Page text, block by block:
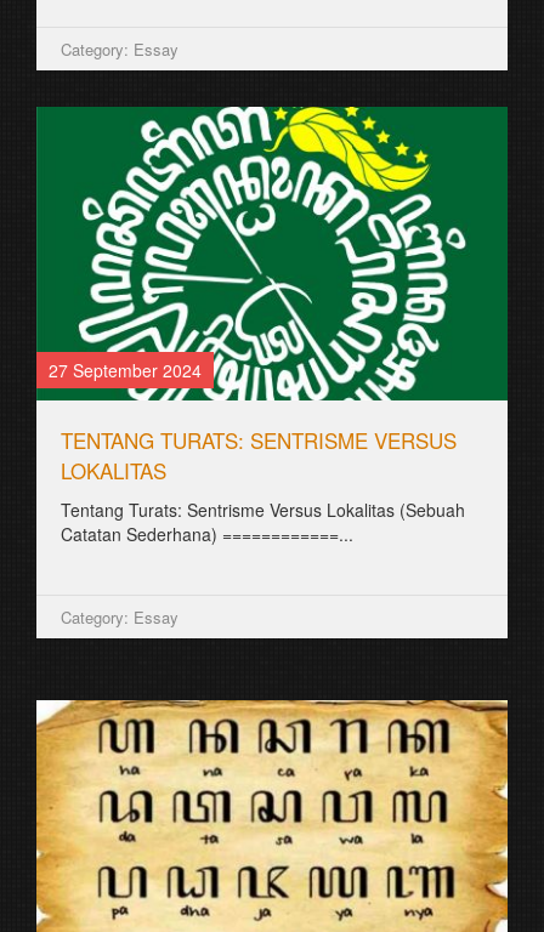
Category: Essay
27 September 2024
TENTANG TURATS: SENTRISME VERSUS
LOKALITAS
Tentang Turats: Sentrisme Versus Lokalitas (Sebuah
Catatan Sederhana) ============...
Category: Essay